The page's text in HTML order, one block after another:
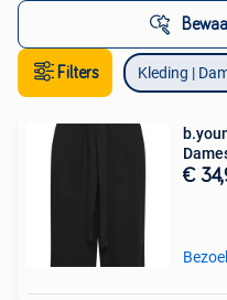
Filters Kleding |
€